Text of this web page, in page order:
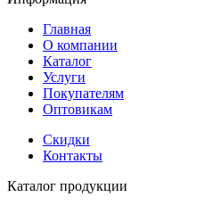
Главная
О компании
Каталог
Услуги
Покупателям
Оптовикам
Скидки
Контакты
Каталог продукции